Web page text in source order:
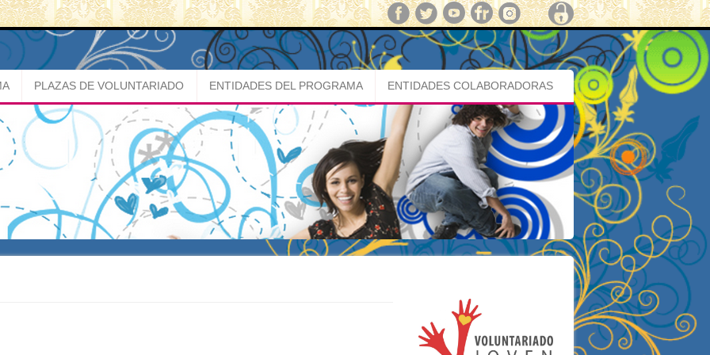
PLAZAS DE VOLUNTARIADO ENTIDADES DEL PROGRAMA ENTIDADES COLABORADORAS